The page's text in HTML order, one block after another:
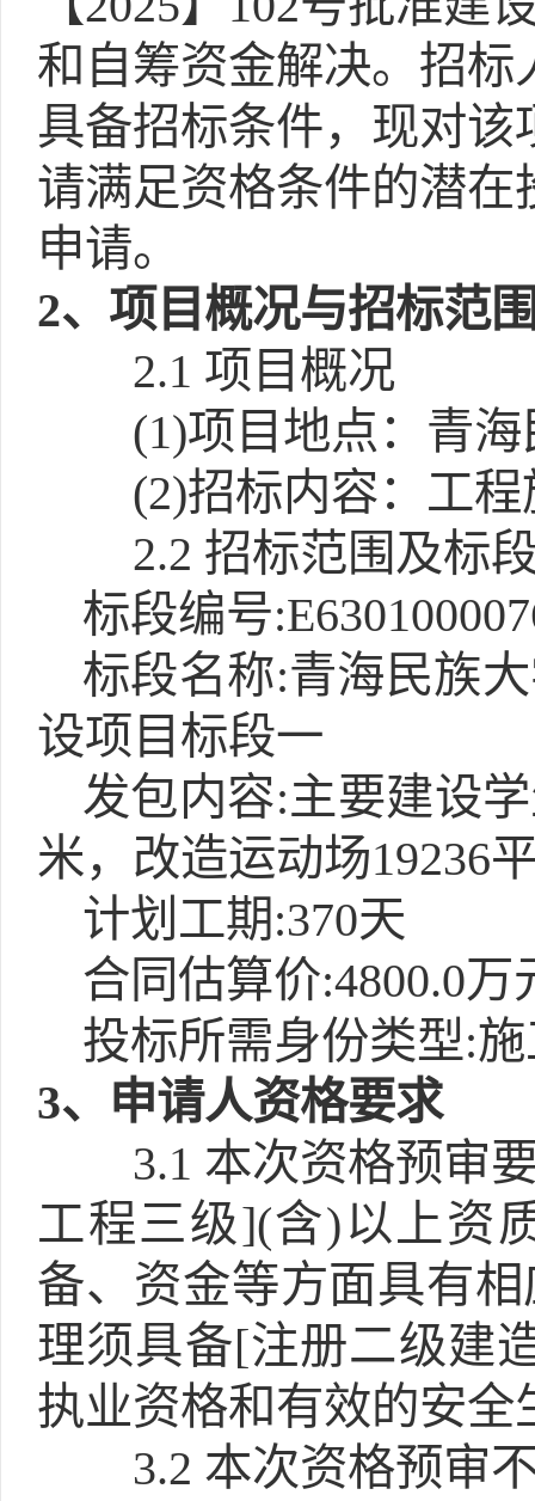
和自筹资金解决。招
具备招标条件，现对
请满足资格条件的潜
申请。
2、项目概况与招标范
2.1 项目概况
(1)项目地点：青
(2)招标内容：工程
2.2 招标范围及标
标段编号
标段名称:青海民族
设项目标段一
发包内容:主要建设
米，改造运动场19236
计划工期:370天
合同估算价:4800.0万
投标所需身份类型:
3、申请人资格要求
3.1 本次资格预审
工程三级](含)以上资
备、资金等方面具有
理须具备[注册二级建
执业资格和有效的安
3.2 本次资格预审